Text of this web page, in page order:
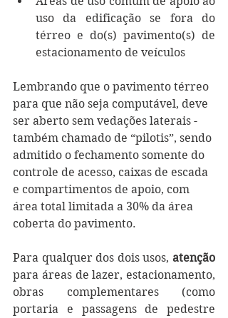
uso da edificação se fora do
térreo e do(s) pavimento(s) de
estacionamento de veículos
Lembrando que o pavimento térreo
para que não seja computável, deve
ser aberto sem vedações laterais -
também chamado de “pilotis”, sendo
admitido o fechamento somente do
controle de acesso, caixas de escada
e compartimentos de apoio, com
área total limitada a 30% da área
coberta do pavimento.
Para qualquer dos dois usos, atenção
para áreas de lazer, estacionamento,
obras complementares (como
portaria e passagens de pedestre